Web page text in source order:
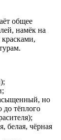
общее
намёк на
но
до тёплого
белая, чёрная